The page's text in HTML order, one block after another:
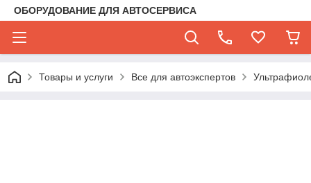
ОБОРУДОВАНИЕ ДЛЯ АВТОСЕРВИСА
Товары и услуги Все для автоэкспертов